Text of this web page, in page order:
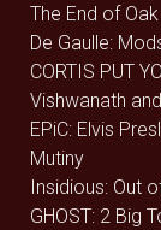
The End of
De Gaulle:
CORTIS PUT
Vishwanath
EPiC: Elvis
Mutiny
Insidious: Out
GHOST: 2 Big